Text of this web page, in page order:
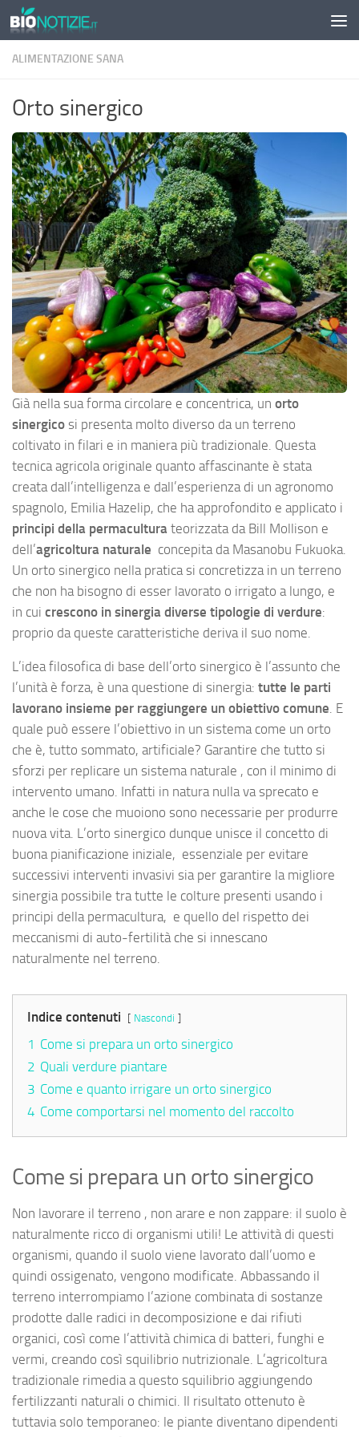
Sotto il contenuto
ALIMENTAZIONE SANA
Orto sinergico
Già nella sua forma circolare e concentrica, un orto
sinergico si presenta molto diverso da un terreno
coltivato in filari e in maniera più tradizionale. Questa
tecnica agricola originale quanto affascinante è stata
creata dall’intelligenza e dall’esperienza di un agronomo
spagnolo, Emilia Hazelip, che ha approfondito e applicato i
principi della permacultura teorizzata da Bill Mollison e
dell’agricoltura naturale concepita da Masanobu Fukuoka.
Un orto sinergico nella pratica si concretizza in un terreno
che non ha bisogno di esser lavorato o irrigato a lungo, e
in cui crescono in sinergia diverse tipologie di verdure:
proprio da queste caratteristiche deriva il suo nome.
L’idea filosofica di base dell’orto sinergico è l’assunto che
l’unità è forza, è una questione di sinergia: tutte le parti
lavorano insieme per raggiungere un obiettivo comune. E
quale può essere l’obiettivo in un sistema come un orto
che è, tutto sommato, artificiale? Garantire che tutto si
sforzi per replicare un sistema naturale , con il minimo di
intervento umano. Infatti in natura nulla va sprecato e
anche le cose che muoiono sono necessarie per produrre
nuova vita. L’orto sinergico dunque unisce il concetto di
buona pianificazione iniziale, essenziale per evitare
successivi interventi invasivi sia per garantire la migliore
sinergia possibile tra tutte le colture presenti usando i
principi della permacultura, e quello del rispetto dei
meccanismi di auto-fertilità che si innescano
naturalmente nel terreno.
Indice contenuti Nascondi
1 Come si prepara un orto sinergico
2 Quali verdure piantare
3 Come e quanto irrigare un orto sinergico
4 Come comportarsi nel momento del raccolto
Come si prepara un orto sinergico
Non lavorare il terreno , non arare e non zappare: il suolo è
naturalmente ricco di organismi utili! Le attività di questi
organismi, quando il suolo viene lavorato dall’uomo e
quindi ossigenato, vengono modificate. Abbassando il
terreno interrompiamo l’azione combinata di sostanze
prodotte dalle radici in decomposizione e dai rifiuti
organici, così come l’attività chimica di batteri, funghi e
vermi, creando così squilibrio nutrizionale. L’agricoltura
tradizionale rimedia a questo squilibrio aggiungendo
fertilizzanti naturali o chimici. Il risultato ottenuto è
tuttavia solo temporaneo: le piante diventano dipendenti